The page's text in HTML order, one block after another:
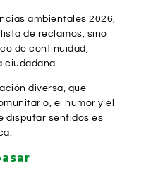
ambientales 2026,
de reclamos, sino
de continuidad,
ciudadana.
diversa, que
el humor y el
disputar sentidos es